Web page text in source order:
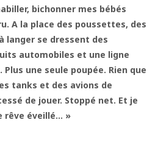
bichonner mes bébés
A la place des poussettes, des
langer se dressent des
automobiles et une ligne
une seule poupée. Rien que
tanks et des avions de
de jouer. Stoppé net. Et je
rêve éveillé… »